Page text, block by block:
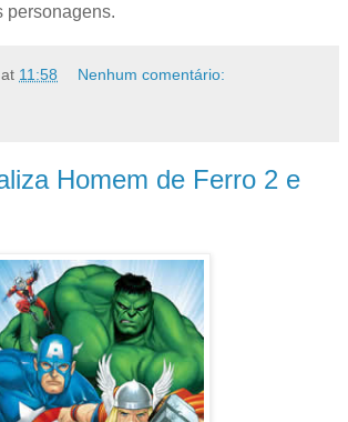
personagens.
at 11:58 Nenhum comentário:
Homem de Ferro 2 e